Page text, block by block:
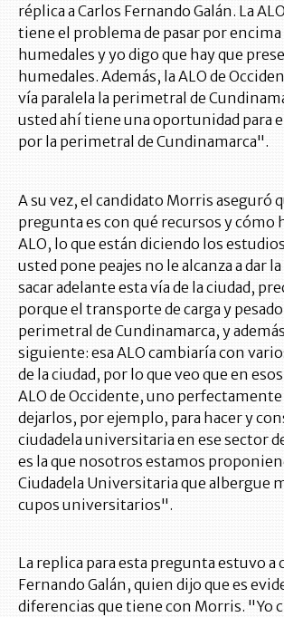
réplica a Carlos Fernando Galán. La
tiene el problema de pasar por encima
humedales y yo digo que hay que
humedales. Además, la ALO de
vía paralela la perimetral de
usted ahí tiene una oportunidad para
por la perimetral de Cundinamarca".
A su vez, el candidato Morris aseguró
pregunta es con qué recursos y cómo
ALO, lo que están diciendo los
usted pone peajes no le alcanza a dar
sacar adelante esta vía de la ciudad,
porque el transporte de carga y
perimetral de Cundinamarca, y
siguiente: esa ALO cambiaría con
de la ciudad, por lo que veo que en
ALO de Occidente, uno
dejarlos, por ejemplo, para hacer y
ciudadela universitaria en ese sector
es la que nosotros estamos
Ciudadela Universitaria que albergue
cupos universitarios".
La replica para esta pregunta estuvo a
Fernando Galán, quien dijo que es
diferencias que tiene con Morris. "Yo